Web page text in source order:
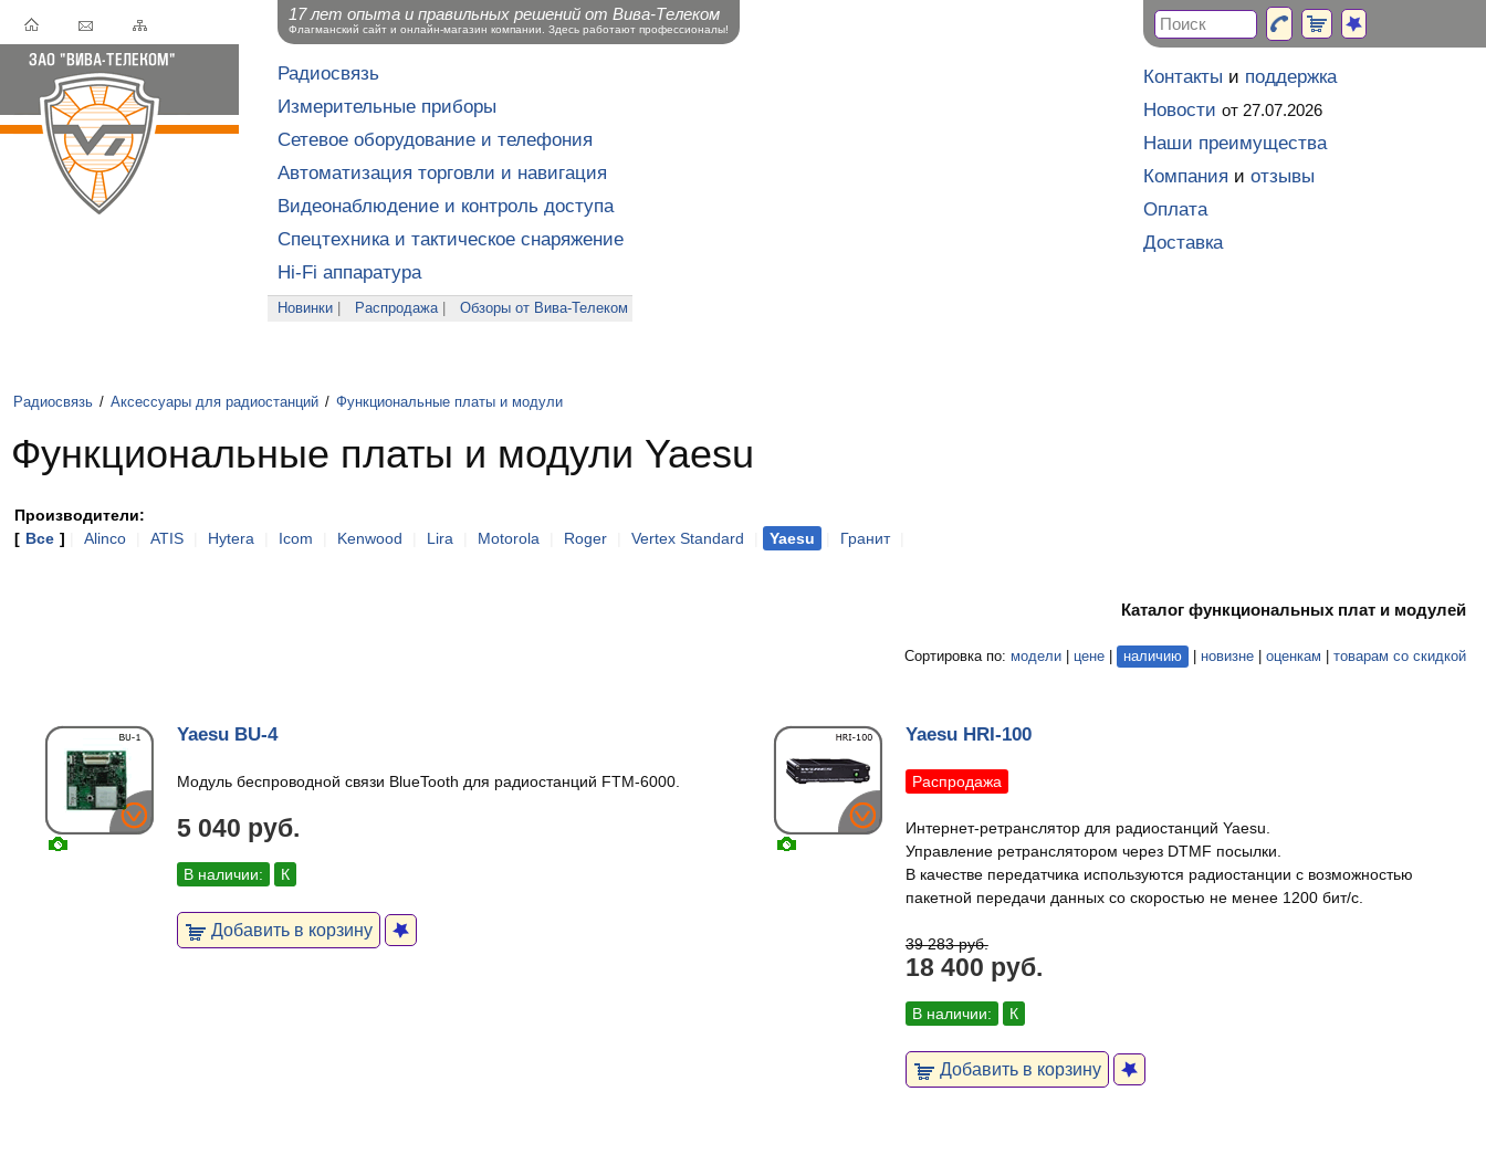
Радиосвязь
Измерительные приборы
Сетевое оборудование и телефония
Автоматизация торговли и навигация
Видеонаблюдение и контроль доступа
Спецтехника и тактическое снаряжение
Hi-Fi аппаратура
Новинки Распродажа| Обзоры от Вива-Телеком
Радиосвязь / Аксессуары для радиостанций / Функциональные платы и модули
Функциональные платы и модули Yaesu
Производители:
[ Все ] Alinco ATIS Hytera Icom Kenwood Lira Motorola Roger Vertex Standard Yaesu Гранит
Каталог функциональных плат и модулей
Сортировка по: модели цене наличию новизне оценкам товарам со скидкой
Yaesu BU-4
Модуль беспроводной связи BlueTooth для радиостанций FTM-6000.
5 040 руб.
В наличии: К
Добавить в корзину
Yaesu HRI-100
Распродажа
Интернет-ретранслятор для радиостанций Yaesu.
Управление ретранслятором через DTMF посылки.
В качестве передатчика используются радиостанции с возможностью
пакетной передачи данных со скоростью не менее 1200 бит/с.
39 283 руб.
18 400 руб.
В наличии: К
Добавить в корзину
Контакты и поддержка
Новости от 27.07.2026
Наши преимущества
Компания и отзывы
Оплата
Доставка
17 лет опыта и правильных решений от Вива-Телеком
Флагманский сайт и онлайн-магазин компании. Здесь работают профессионалы!